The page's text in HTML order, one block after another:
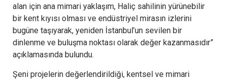
alan için ana mimari yaklaşım, Haliç sahilinin yürünebilir
bir kent kıyısı olması ve endüstriyel mirasın izlerini
bugüne taşıyarak, yeniden İstanbul’un sevilen bir
dinlenme ve buluşma noktası olarak değer kazanmasıdır”
açıklamasında bulundu.
Şeni projelerin değerlendirildiği, kentsel ve mimari